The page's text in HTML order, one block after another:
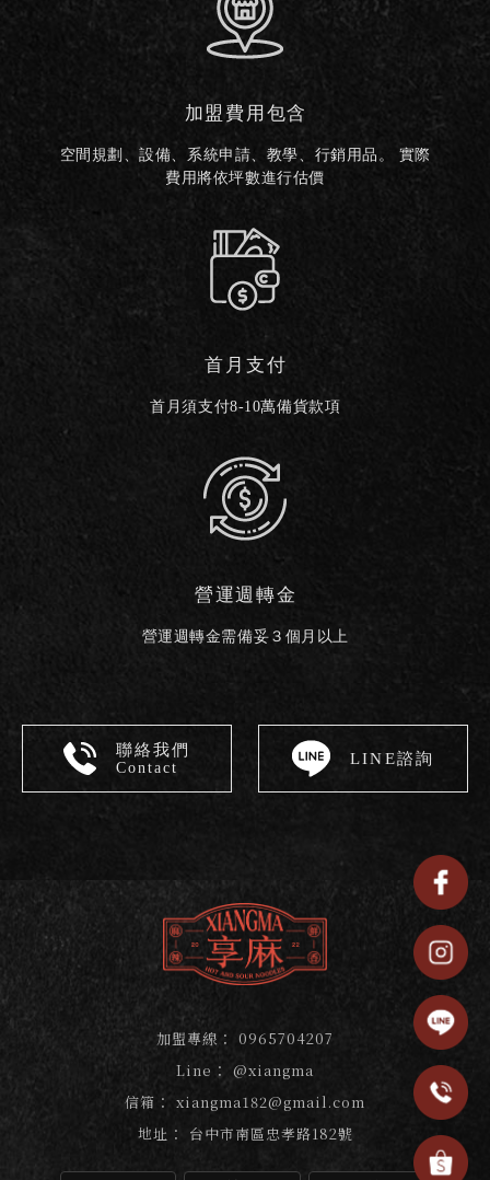
加盟費用包含
空間規劃、設備、系統申請、教學、行銷用品。
實際
費用將依坪數進行估價
首月支付
首月須支付8-10萬備貨款項
營運週轉金
營運週轉金需備妥３個月以上
聯絡我們
Contact
LINE諮詢
@xiangma
0965704207
xiangma182@gmail.com
台中市南區忠孝路182號